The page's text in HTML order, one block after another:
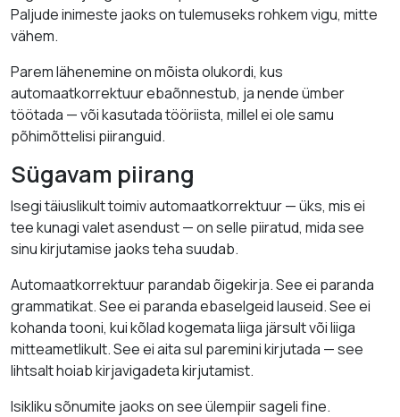
Paljude inimeste jaoks on tulemuseks rohkem vigu, mitte
vähem.
Parem lähenemine on mõista olukordi, kus
automaatkorrektuur ebaõnnestub, ja nende ümber
töötada — või kasutada tööriista, millel ei ole samu
põhimõttelisi piiranguid.
Sügavam piirang
Isegi täiuslikult toimiv automaatkorrektuur — üks, mis ei
tee kunagi valet asendust — on selle piiratud, mida see
sinu kirjutamise jaoks teha suudab.
Automaatkorrektuur parandab õigekirja. See ei paranda
grammatikat. See ei paranda ebaselgeid lauseid. See ei
kohanda tooni, kui kõlad kogemata liiga järsult või liiga
mitteametlikult. See ei aita sul paremini kirjutada — see
lihtsalt hoiab kirjavigadeta kirjutamist.
Isikliku sõnumite jaoks on see ülempiir sageli fine.